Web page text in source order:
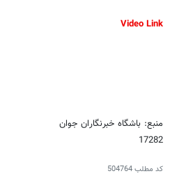
Video Link
منبع: باشگاه خبرنگاران جوان
17282
کد مطلب504764